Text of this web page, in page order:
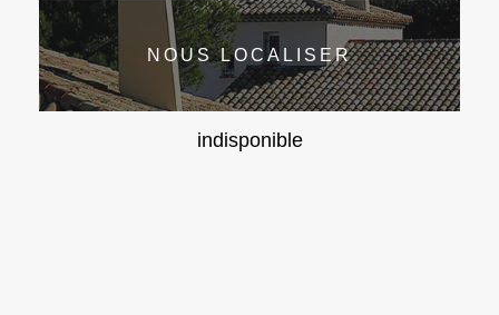
NOUS LOCALISER
indisponible